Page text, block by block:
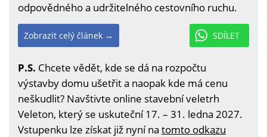
odpovědného a udržitelného cestovního ruchu.
SDÍLET
Zobrazit celý článek →
P.S. Chcete vědět, kde se dá na rozpočtu
výstavby domu ušetřit a naopak kde má cenu
neškudlit? Navštivte online stavební veletrh
Veleton, který se uskuteční 17. – 31. ledna 2027.
Vstupenku lze získat již nyní na tomto odkazu